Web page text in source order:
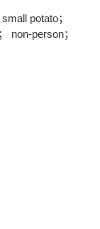
potato；
non-person；